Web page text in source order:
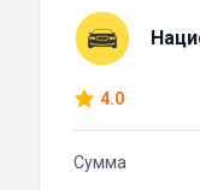
4.0
Сумма